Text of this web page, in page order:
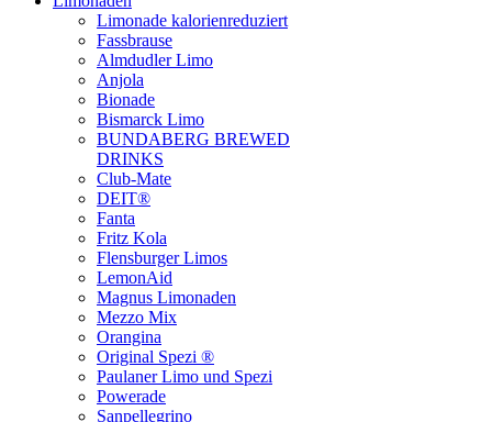
Limonade kalorienreduziert
Fassbrause
Almdudler Limo
Anjola
Bionade
Bismarck Limo
BUNDABERG BREWED
DRINKS
Club-Mate
DEIT®
Fanta
Fritz Kola
Flensburger Limos
LemonAid
Magnus Limonaden
Mezzo Mix
Orangina
Original Spezi ®
Paulaner Limo und Spezi
Powerade
Sanpellegrino